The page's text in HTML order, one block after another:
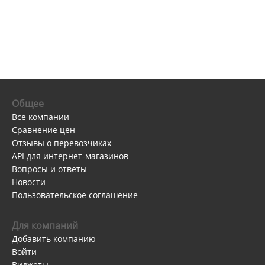
Общее
Все компании
Сравнение цен
Отзывы о перевозчиках
API для интернет-магазинов
Вопросы и ответы
Новости
Пользовательское соглашение
Для компаний
Добавить компанию
Войти